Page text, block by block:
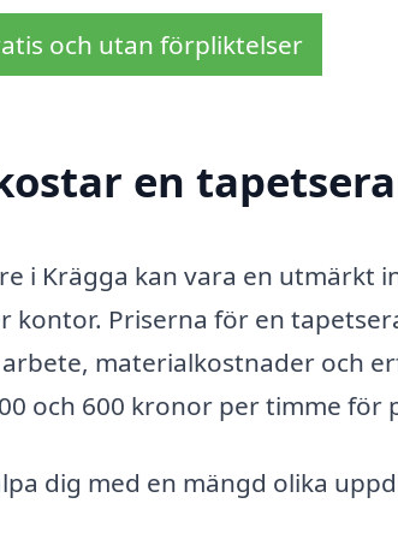
och utan förpliktelser
en
i Krägga kan vara en utmärkt
kontor. Priserna för en
materialkostnader och
och 600 kronor per timme för
dig med en mängd olika